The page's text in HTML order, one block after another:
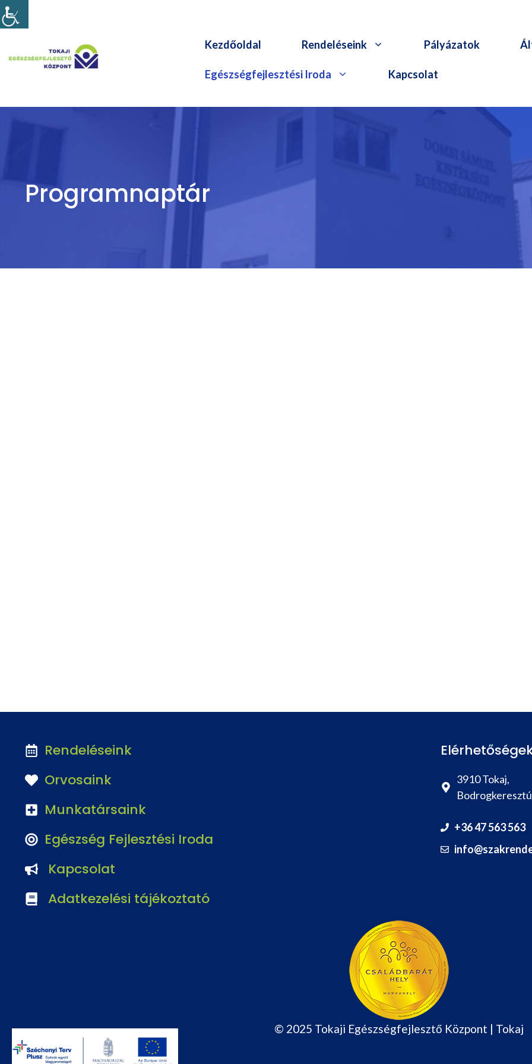
Kilépés
a
Kezdőoldal Rendeléseink Pályázatok
Egészségfejlesztési Iroda Kapcsolat
Programnaptár
Rendeléseink
Orvosaink
Munkatársaink
Egészség Fejlesztési Iroda
Kapcsolat
Adatkezelési tájékoztató
3910 Tokaj,
+36 47 563 563
© 2025 Tokaji Egészségfejlesztő Központ | Tokaj